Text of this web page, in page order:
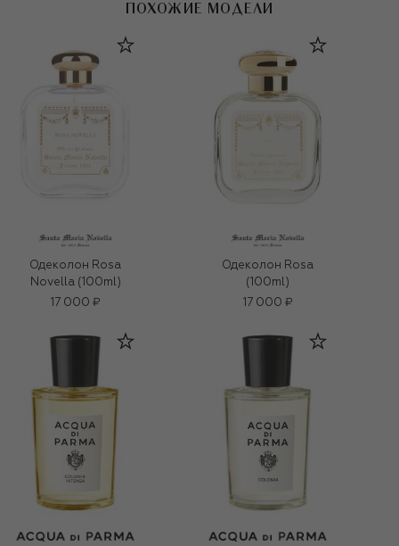
ПОХОЖИЕ МОДЕЛИ
Одеколон Rosa
Novella (100ml)
17 000 ₽
Одеколон Rosa
(100ml)
17 000 ₽